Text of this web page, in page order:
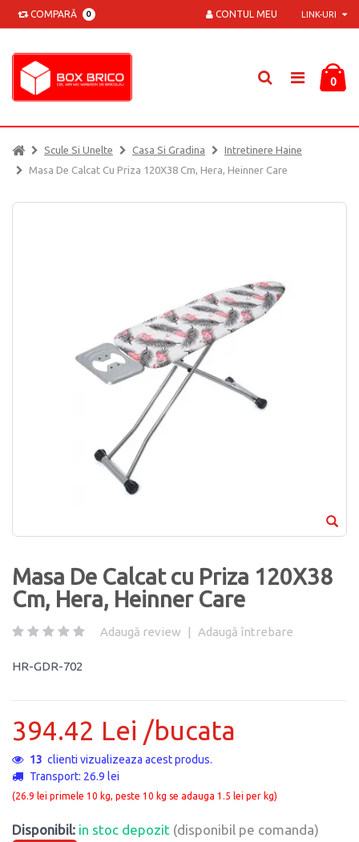
COMPARĂ 0 LINK-URI
CONTUL MEU
0
Scule Si Unelte Casa Si Gradina
Intretinere Haine
Masa De Calcat Cu Priza 120Х38 Cm, Hera, Heinner Care
Masa De Calcat cu Priza 120Х38
Cm, Hera, Heinner Care
Adaugă review | Adaugă întrebare
HR-GDR-702
394.42 Lei /bucata
13 clienti vizualizeaza acest produs.
Transport: 26.9 lei
(26.9 lei primele 10 kg, peste 10 kg se adauga 1.5 lei per kg)
Disponibil: in stoc depozit (disponibil pe comanda)